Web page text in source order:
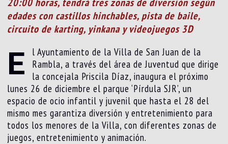
edades con castillos hinchables, pista de baile,
circuito de karting, yinkana y videojuegos 3D
E
l Ayuntamiento de la Villa de San Juan de la
Rambla, a través del área de Juventud que dirige
la concejala Priscila Díaz, inaugura el próximo
lunes 26 de diciembre el parque ‘Pírdula SJR’, un
espacio de ocio infantil y juvenil que hasta el 28 del
mismo mes garantiza diversión y entretenimiento para
todos los menores de la Villa, con diferentes zonas de
juegos, entretenimiento y animación.